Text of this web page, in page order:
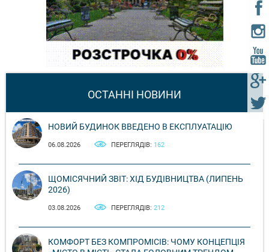
ОСТАННІ НОВИНИ
НОВИЙ БУДИНОК ВВЕДЕНО В ЕКСПЛУАТАЦІЮ
06.08.2026 ПЕРЕГЛЯДІВ: 162
ЩОМІСЯЧНИЙ ЗВІТ: ХІД БУДІВНИЦТВА (ЛИПЕНЬ
2026)
03.08.2026 ПЕРЕГЛЯДІВ: 212
КОМФОРТ БЕЗ КОМПРОМІСІВ: ЧОМУ КОНЦЕПЦІЯ